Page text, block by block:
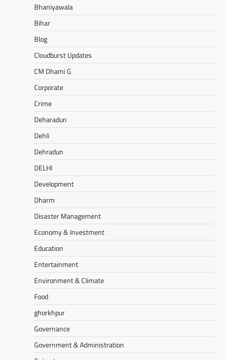
Bhaniyawala
Bihar
Blog
Cloudburst Updates
CM Dhami G
Corporate
Crime
Deharadun
Dehli
Dehradun
DELHI
Development
Dharm
Disaster Management
Economy & Investment
Education
Entertainment
Environment & Climate
Food
ghorkhpur
Governance
Government & Administration